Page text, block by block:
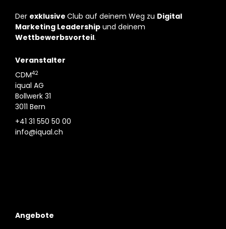
Der exklusive Club auf deinem Weg zu Digital
Marketing Leadership und deinem
Wettbewerbsvorteil.
Veranstalter
CDM42
iqual AG
Bollwerk 31
3011 Bern
+41 31 550 50 00
info@iqual.ch
Angebote